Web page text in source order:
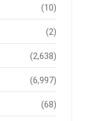
(10)
(2)
(2,638)
(6,997)
(68)